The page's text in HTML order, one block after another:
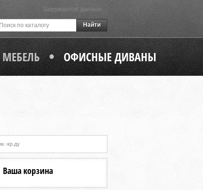
Загружаются данные…
Найти
ОФИСНЫЕ ДИВАНЫ
кр.ду
Ваша корзина